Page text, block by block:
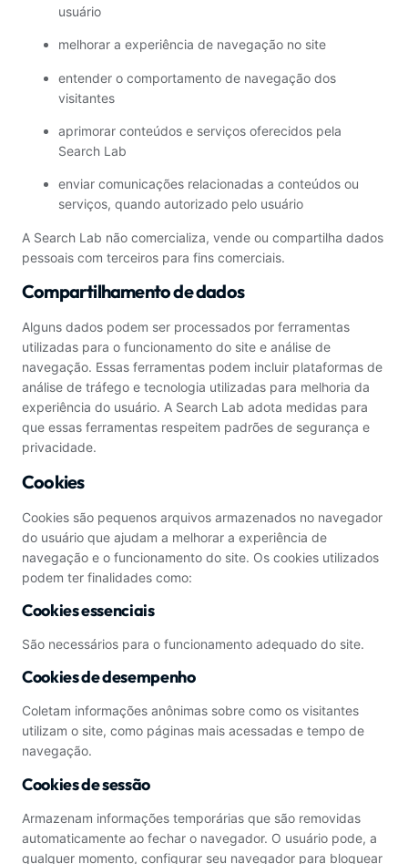
usuário
melhorar a experiência de navegação no site
entender o comportamento de navegação dos
visitantes
aprimorar conteúdos e serviços oferecidos pela
Search Lab
enviar comunicações relacionadas a conteúdos ou
serviços, quando autorizado pelo usuário
A Search Lab não comercializa, vende ou compartilha dados
pessoais com terceiros para fins comerciais.
Compartilhamento de dados
Alguns dados podem ser processados por ferramentas
utilizadas para o funcionamento do site e análise de
navegação. Essas ferramentas podem incluir plataformas de
análise de tráfego e tecnologia utilizadas para melhoria da
experiência do usuário. A Search Lab adota medidas para
que essas ferramentas respeitem padrões de segurança e
privacidade.
Cookies
Cookies são pequenos arquivos armazenados no navegador
do usuário que ajudam a melhorar a experiência de
navegação e o funcionamento do site. Os cookies utilizados
podem ter finalidades como:
Cookies essenciais
São necessários para o funcionamento adequado do site.
Cookies de desempenho
Coletam informações anônimas sobre como os visitantes
utilizam o site, como páginas mais acessadas e tempo de
navegação.
Cookies de sessão
Armazenam informações temporárias que são removidas
automaticamente ao fechar o navegador. O usuário pode, a
qualquer momento, configurar seu navegador para bloquear